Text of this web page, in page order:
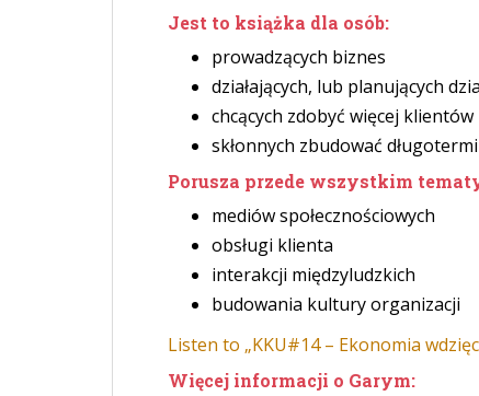
Jest to książka dla osób:
prowadzących biznes
działających, lub planujących
chcących zdobyć więcej klientów
skłonnych zbudować
Porusza przede wszystkim
mediów społecznościowych
obsługi klienta
interakcji międzyludzkich
budowania kultury organizacji
Listen to „KKU#14 – Ekonomia
Więcej informacji o Garym: